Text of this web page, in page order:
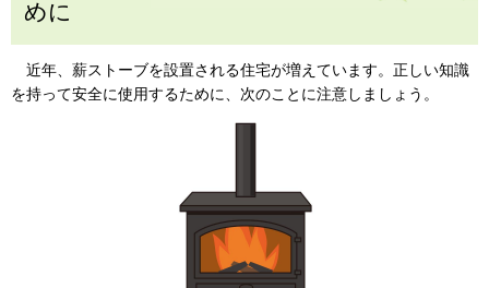
めに
近年、薪ストーブを設置される住宅が増えています。正しい知識
を持って安全に使用するために、次のことに注意しましょう。